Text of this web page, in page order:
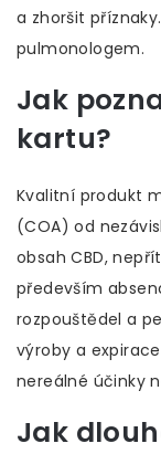
a zhoršit
pulmonologem.
Jak
kartu?
Kvalitní produkt
(COA) od
obsah CBD,
především
rozpouštědel a
výroby a
nereálné účinky
Jak